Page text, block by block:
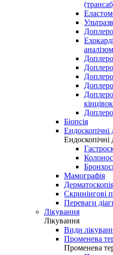
аналізом
кінцівок
Біопсія
Ендоскопічні
Ендоскопічні
Мамографія
Скринінгові
Переваги
Лікування
Лікування
Види
Променева
Променева